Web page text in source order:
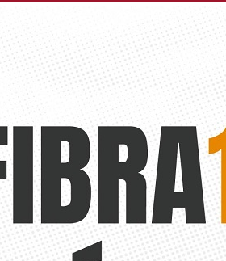
más de una
conciertos,
de Moros y
llena de
calles de
multitudinaria
Entrada Mora
calles de